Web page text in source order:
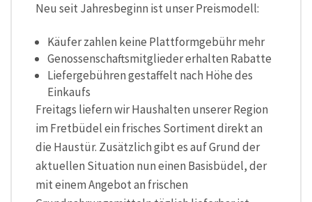
Neu seit Jahresbeginn ist unser Preismodell:
Käufer zahlen keine Plattformgebühr mehr
Genossenschaftsmitglieder erhalten Rabatte
Liefergebühren gestaffelt nach Höhe des
Einkaufs
Freitags liefern wir Haushalten unserer Region
im Fretbüdel ein frisches Sortiment direkt an
die Haustür. Zusätzlich gibt es auf Grund der
aktuellen Situation nun einen Basisbüdel, der
mit einem Angebot an frischen